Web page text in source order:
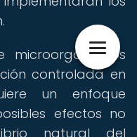
microorganismos
controlada en
un enfoque
efectos no
natural del